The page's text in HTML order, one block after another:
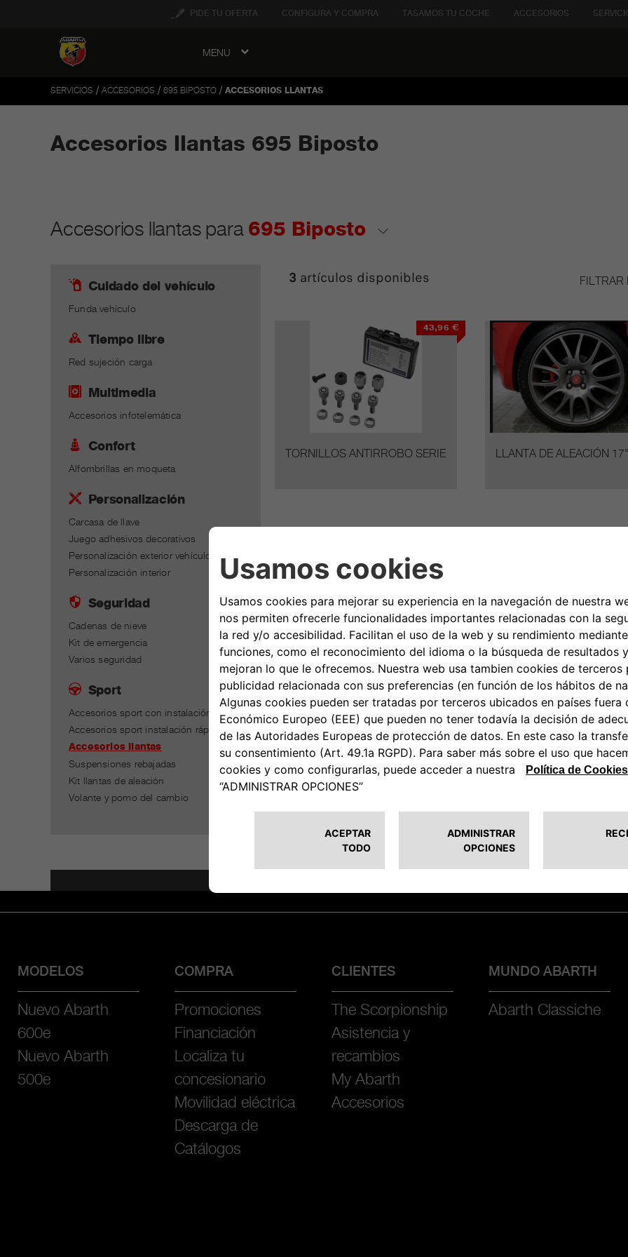
PIDE TU OFERTA CONFIGURA Y COMPRA TASAMOS TU COCHE ACCESORIOS
MENU
SERVICIOS / ACCESORIOS / 695 BIPOSTO / ACCESORIOS LLANTAS
Accesorios llantas 695 Biposto
Accesorios llantas para 695 Biposto
Cuidado del vehículo
Funda vehículo
Tiempo libre
Red sujeción carga
Multimedia
Accesorios infotelemática
Confort
Alfombrillas en moqueta
Personalización
Carcasa de llave
Juego adhesivos decorativos
Personalización exterior vehículo
Personalización interior
Seguridad
Cadenas de nieve
Kit de emergencia
Varios seguridad
Sport
Accesorios sport con instalación
Accesorios sport instalación rápida
Accesorios llantas
Suspensiones rebajadas
Kit llantas de aleación
Volante y pomo del cambio
3 artículos disponibles FILTRAR
43,96 €
TORNILLOS ANTIRROBO SERIE LLANTA DE ALEACIÓN 17"
MODELOS
Nuevo Abarth
600e
Nuevo Abarth
500e
COMPRA
Promociones
Financiación
Localiza tu
concesionario
Movilidad eléctrica
Descarga de
Catálogos
CLIENTES
The Scorpionship
Asistencia y
recambios
My Abarth
Accesorios
MUNDO ABARTH
Abarth Classiche